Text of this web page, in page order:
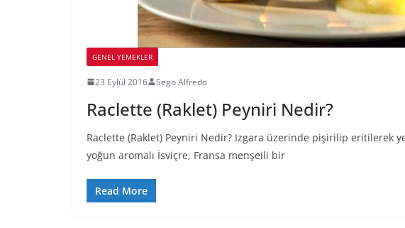
GENEL YEMEKLER
23 Eylül 2016 Sego Alfredo
Raclette (Raklet) Peyniri Nedir?
Raclette (Raklet) Peyniri Nedir? Izgara üzerinde pişirilip eritilerek
yoğun aromalı İsviçre, Fransa menşeili bir
Read More